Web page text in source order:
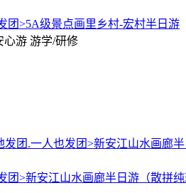
团>5A级景点画里乡村-宏村半日游
心游 游学/研修
团>新安江山水画廊半日游（散拼纯